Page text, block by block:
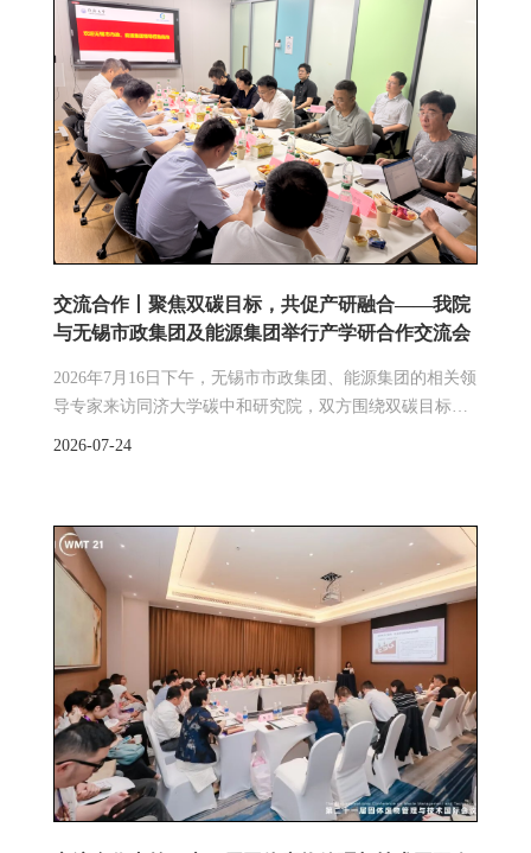
交流合作丨聚焦双碳目标，共促产研融合——我院
与无锡市政集团及能源集团举行产学研合作交流会
2026年7月16日下午，无锡市市政集团、能源集团的相关领
导专家来访同济大学碳中和研究院，双方围绕双碳目标下
的行业/园区碳达峰、低碳技术成果转化及“双碳”科技人才
理冯世进致辞，他向与会嘉宾介绍了同济大学学科调整方
向与前沿科研成果，进一步指出碳中和研究院作为学校新
建的学科交叉研究机构，是同济大学服务国家及地方双碳
战略的平台，研究院努力探索教育科技人才一体化改革的
建设及运行模式，积极为国家及社会输送“双碳”技术及高
层次人才。接着，无锡市市政集团党委书记、董事局主席
赵民进行致辞。他表示，无锡市政集团与同济大学已建立
了长期稳定的合作关系，并取得了系列研究成果，希望同
济大学碳中和研究院进一步发挥相关学科优势，为无锡“双
碳”事业发展提供技术支持和人才支撑。在会议的报告阶
2026-07-24